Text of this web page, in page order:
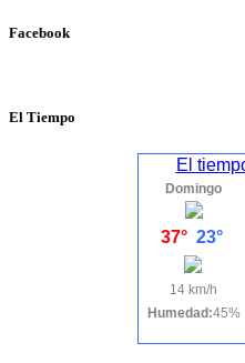
Facebook
El Tiempo
El
Domingo
37° 23°
14 km/h
Humedad:45%